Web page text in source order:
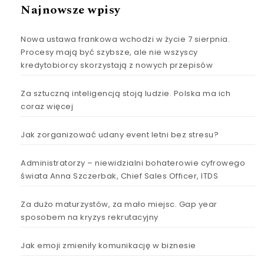
Najnowsze wpisy
Nowa ustawa frankowa wchodzi w życie 7 sierpnia.
Procesy mają być szybsze, ale nie wszyscy
kredytobiorcy skorzystają z nowych przepisów
Za sztuczną inteligencją stoją ludzie. Polska ma ich
coraz więcej
Jak zorganizować udany event letni bez stresu?
Administratorzy – niewidzialni bohaterowie cyfrowego
świata Anna Szczerbak, Chief Sales Officer, ITDS
Za dużo maturzystów, za mało miejsc. Gap year
sposobem na kryzys rekrutacyjny
Jak emoji zmieniły komunikację w biznesie